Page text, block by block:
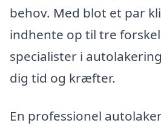
behov. Med blot et par
indhente op til tre
specialister i
dig tid og kræfter.
En professionel